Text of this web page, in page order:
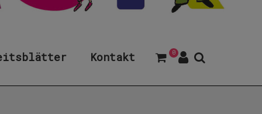
Kontakt 0